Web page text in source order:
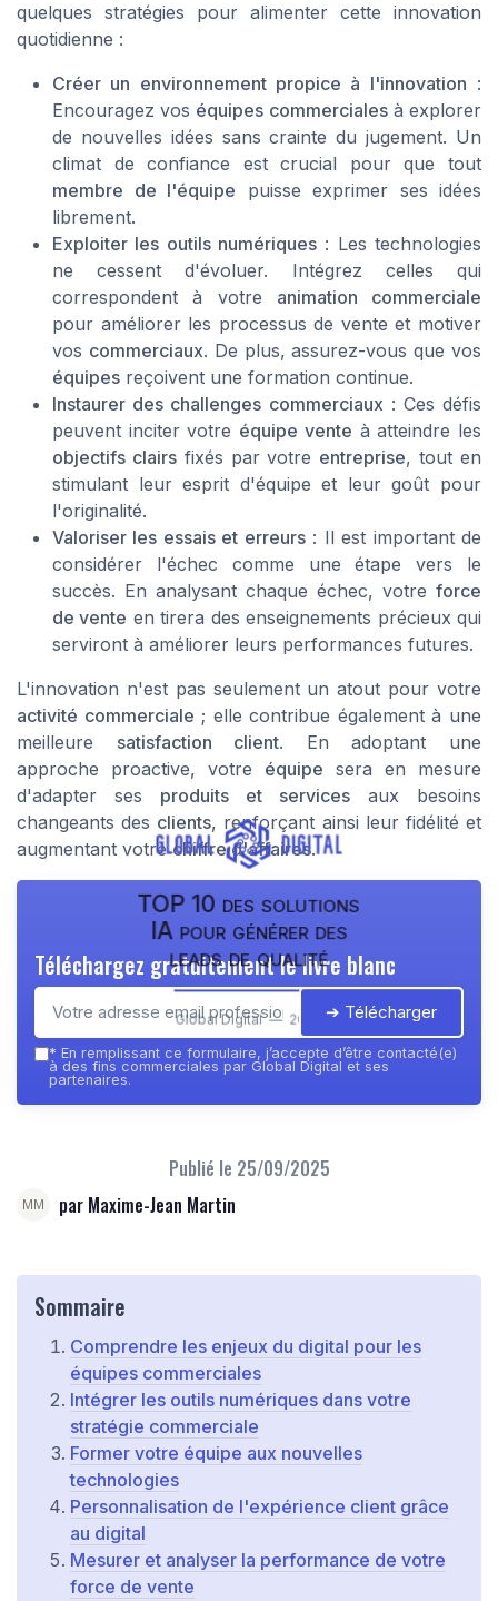
quelques stratégies pour alimenter cette innovation
quotidienne :
Créer un environnement propice à l'innovation :
Encouragez vos équipes commercialesà explorer
de nouvelles idées sans crainte du jugement. Un
climat de confiance est crucial pour que tout
membre de l'équipe puisse exprimer ses idées
librement.
Exploiter les outils numériques : Les technologies
ne cessent d'évoluer. Intégrez celles qui
correspondent à votre animation commerciale
pour améliorer les processus de vente et motiver
vos commerciaux. De plus, assurez-vous que vos
équipes reçoivent une formation continue.
Instaurer des challenges commerciaux : Ces défis
peuvent inciter votre équipe vente à atteindre les
objectifs clairsfixés par votre entreprise, tout en
stimulant leur esprit d'équipe et leur goût pour
l'originalité.
Valoriser les essais et erreurs: Il est important de
considérer l'échec comme une étape vers le
succès. En analysant chaque échec, votre force
de vente en tirera des enseignements précieux qui
serviront à améliorer leurs performances futures.
L'innovation n'est pas seulement un atout pour votre
activité commerciale ; elle contribue également à une
meilleure satisfaction client. En adoptant une
approche proactive, votre équipe sera en mesure
d'adapter ses produits et services aux besoins
changeants des clients, renforçant ainsi leur fidélité et
augmentant votrechiffre d'affaires.
TOP 10 des solutions
IA pour générer des
leads de qualité
Global Digital — 2026
Téléchargez gratuitement le livre blanc
➔ Télécharger
* En remplissant ce formulaire, j’accepte d’être contacté(e)
à des fins commerciales par Global Digital et ses
partenaires.
Publié le 25/09/2025
par Maxime-Jean Martin
Sommaire
Comprendre les enjeux du digital pour les
équipes commerciales
Intégrer les outils numériques dans votre
stratégie commerciale
Former votre équipe aux nouvelles
technologies
Personnalisation de l'expérience client grâce
au digital
Mesurer et analyser la performance de votre
force de vente